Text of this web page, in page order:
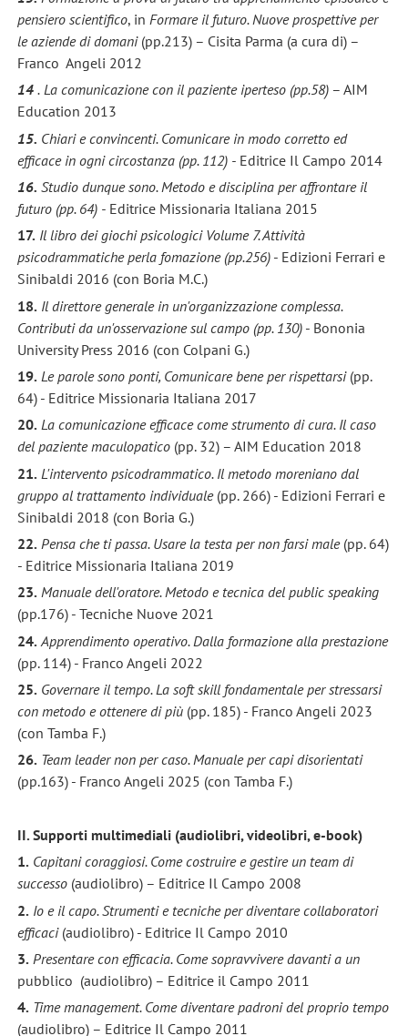
pensiero scientifico, in Formare il futuro. Nuove prospettive per
le aziende di domani(pp.213) – Cisita Parma (a cura di) –
Franco Angeli 2012
14. La comunicazione con il paziente iperteso (pp.58)– AIM
Education 2013
15. Chiari e convincenti. Comunicare in modo corretto ed
efficace in ogni circostanza (pp. 112) -Editrice Il Campo 2014
16. Studio dunque sono. Metodo e disciplina per affrontare il
futuro (pp. 64) -Editrice Missionaria Italiana 2015
17. Il libro dei giochi psicologici Volume 7. Attività
psicodrammatiche perla fomazione (pp.256)- Edizioni Ferrari e
Sinibaldi 2016 (con Boria M.C.)
18. Il direttore generale in un'organizzazione complessa.
Contributi da un'osservazione sul campo (pp. 130)- Bononia
University Press 2016 (con Colpani G.)
19. Le parole sono ponti, Comunicare bene per rispettarsi(pp.
64) - Editrice Missionaria Italiana 2017
20. La comunicazione efficace come strumento di cura. Il caso
del paziente maculopatico (pp. 32) – AIM Education 2018
21. L'intervento psicodrammatico. Il metodo moreniano dal
gruppo al trattamento individuale(pp. 266) - Edizioni Ferrari e
Sinibaldi 2018 (con Boria G.)
22. Pensa che ti passa. Usare la testa per non farsi male(pp. 64)
- Editrice Missionaria Italiana 2019
23. Manuale dell'oratore. Metodo e tecnica del public speaking
(pp.176) - Tecniche Nuove 2021
24. Apprendimento operativo. Dalla formazione alla prestazione
(pp. 114) - Franco Angeli 2022
25. Governare il tempo. La soft skill fondamentale per stressarsi
con metodo e ottenere di più(pp. 185) - Franco Angeli 2023
(con Tamba F.)
26. Team leader non per caso. Manuale per capi disorientati
(pp.163) - Franco Angeli 2025 (con Tamba F.)
II. Supporti multimediali (audiolibri, videolibri, e-book)
1. Capitani coraggiosi. Come costruire e gestire un team di
successo(audiolibro) – Editrice Il Campo 2008
2. Io e il capo. Strumenti e tecniche per diventare collaboratori
efficaci(audiolibro) - Editrice Il Campo 2010
3. Presentare con efficacia. Come sopravvivere davanti a un
pubblico (audiolibro) – Editrice il Campo 2011
4. Time management. Come diventare padroni del proprio tempo
(audiolibro) – Editrice Il Campo 2011